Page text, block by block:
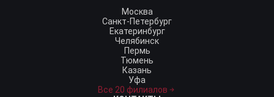
Москва
Санкт-Петербург
Екатеринбург
Челябинск
Пермь
Тюмень
Казань
Уфа
Все 20 филиалов